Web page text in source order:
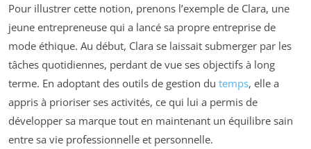
Pour illustrer cette notion, prenons l’exemple de Clara, une
jeune entrepreneuse qui a lancé sa propre entreprise de
mode éthique. Au début, Clara se laissait submerger par les
tâches quotidiennes, perdant de vue ses objectifs à long
terme. En adoptant des outils de gestion du temps, elle a
appris à prioriser ses activités, ce qui lui a permis de
développer sa marque tout en maintenant un équilibre sain
entre sa vie professionnelle et personnelle.